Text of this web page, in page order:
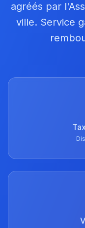
agréés par
ville. Service